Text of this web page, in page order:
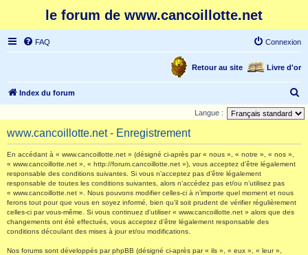
le forum de www.cancoillotte.net
FAQ Connexion
Livre d'or
Retour au site
Index du forum
e
Langue :
www.cancoillotte.net - Enregistrement
En accédant à « www.cancoillotte.net » (désigné ci-après par « nous », « notre », « nos »,
« www.cancoillotte.net », « http://forum.cancoillotte.net »), vous acceptez d’être légalement
responsable des conditions suivantes. Si vous n’acceptez pas d’être légalement
responsable de toutes les conditions suivantes, alors n’accédez pas et/ou n’utilisez pas
« www.cancoillotte.net ». Nous pouvons modifier celles-ci à n’importe quel moment et nous
ferons tout pour que vous en soyez informé, bien qu’il soit prudent de vérifier régulièrement
celles-ci par vous-même. Si vous continuez d’utiliser « www.cancoillotte.net » alors que des
changements ont été effectués, vous acceptez d’être légalement responsable des
conditions découlant des mises à jour et/ou modifications.
Nos forums sont développés par phpBB (désigné ci-après par « ils », « eux », « leur »,